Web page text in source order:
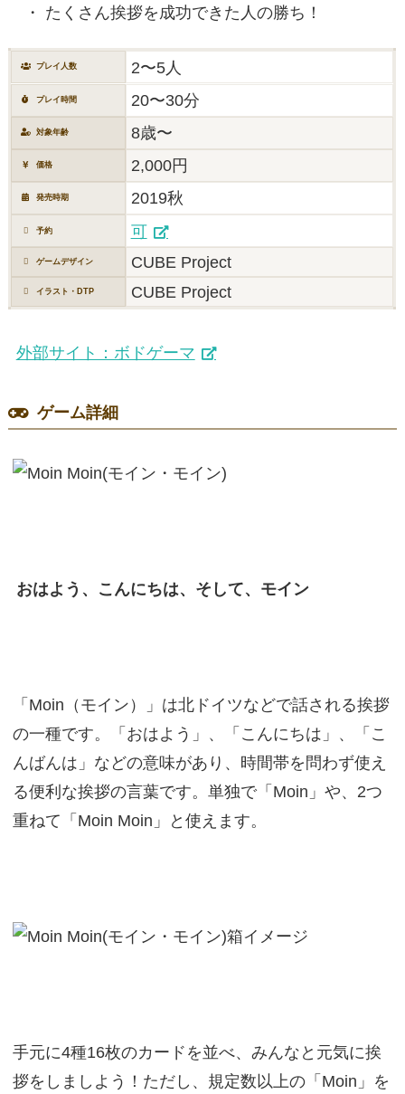
たくさん挨拶を成功できた人の勝ち！
プレイ人数 2〜5人
プレイ時間 20〜30分
対象年齢 8歳〜
価格 2,000円
発売時期 2019秋
予約 可
ゲームデザイン CUBE Project
イラスト・DTP CUBE Project
外部サイト：ボドゲーマ
ゲーム詳細
おはよう、こんにちは、そして、モイン
「Moin（モイン）」は北ドイツなどで話される挨拶
の一種です。「おはよう」、「こんにちは」、「こ
んばんは」などの意味があり、時間帯を問わず使え
る便利な挨拶の言葉です。単独で「Moin」や、2つ
重ねて「Moin Moin」と使えます。
手元に4種16枚のカードを並べ、みんなと元気に挨
拶をしましよう！ただし、規定数以上の「Moin」を